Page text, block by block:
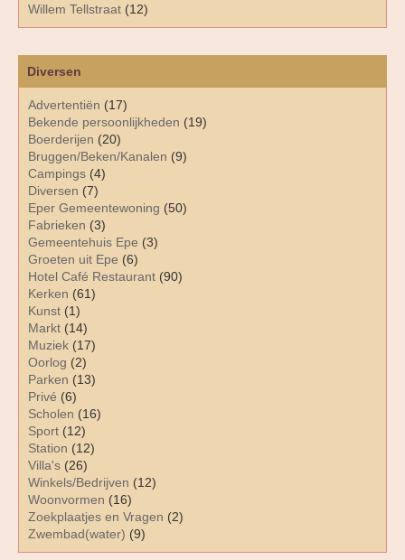
Diversen
Advertentiën (17)
Bekende persoonlijkheden (19)
Boerderijen (20)
Bruggen/Beken/Kanalen (9)
Campings (4)
Diversen (7)
Eper Gemeentewoning (50)
Fabrieken (3)
Gemeentehuis Epe (3)
Groeten uit Epe (6)
Hotel Café Restaurant (90)
Kerken (61)
Kunst (1)
Markt (14)
Muziek (17)
Oorlog (2)
Parken (13)
Privé (6)
Scholen (16)
Sport (12)
Station (12)
Villa's (26)
Winkels/Bedrijven (12)
Woonvormen (16)
Zoekplaatjes en Vragen (2)
Zwembad(water) (9)
Willem Tellstraat (12)